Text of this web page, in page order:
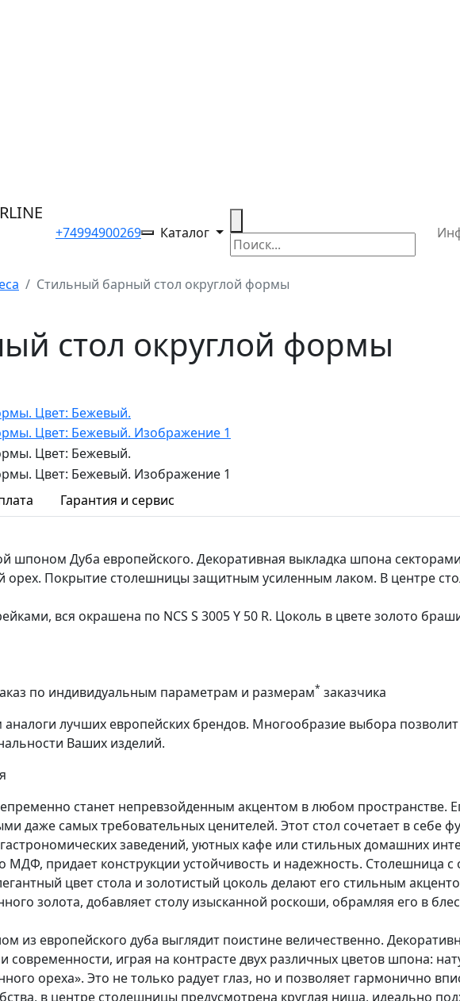
+74994900269 Каталог
Стильный барный стол округлой формы
стол округлой формы
Гарантия и сервис
шпоном Дуба европейского. Декоративная выкладка шпона
орех. Покрытие столешницы защитным усиленным лаком. В центре
вся окрашена по NCS S 3005 Y 50 R. Цоколь в цвете золото
по индивидуальным параметрам и размерам* заказчика
лучших европейских брендов. Многообразие выбора
Ваших изделий.
станет непревзойденным акцентом в любом пространстве.
даже самых требовательных ценителей. Этот стол сочетает в себе
заведений, уютных кафе или стильных домашних
МДФ, придает конструкции устойчивость и надежность. Столешница
цвет стола и золотистый цоколь делают его стильным
золота, добавляет столу изысканной роскоши, обрамляя его в
из европейского дуба выглядит поистине величественно.
современности, играя на контрасте двух различных цветов шпона:
ореха». Это не только радует глаз, но и позволяет гармонично
в центре столешницы предусмотрена круглая ниша, идеально